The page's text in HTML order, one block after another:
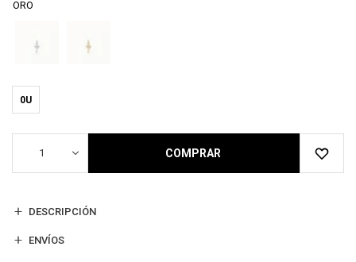
ORO
0U
1 COMPRAR
DESCRIPCIÓN
ENVÍOS